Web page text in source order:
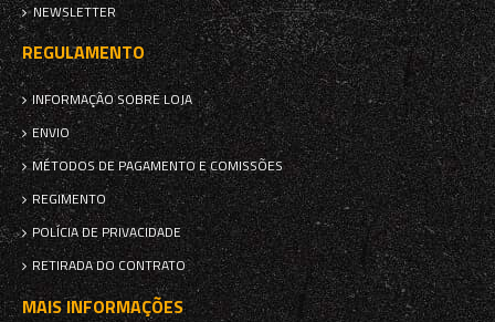
NEWSLETTER
REGULAMENTO
INFORMAÇÃO SOBRE LOJA
ENVIO
MÉTODOS DE PAGAMENTO E COMISSÕES
REGIMENTO
POLÍCIA DE PRIVACIDADE
RETIRADA DO CONTRATO
MAIS INFORMAÇÕES